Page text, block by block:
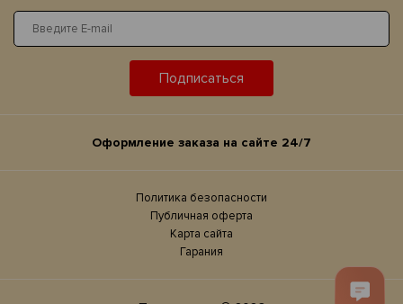
Подписаться
Оформление заказа на сайте 24/7
Политика безопасности
Публичная оферта
Карта сайта
Гарания